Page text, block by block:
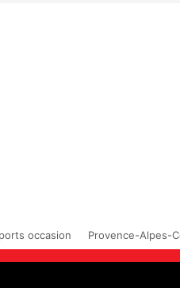
occasion Provence-Alpes-